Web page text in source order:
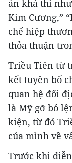
án khả thi
Kim Cương,”
chế hiệp
thỏa thuận
Triều Tiên từ
kết tuyên bố
quan hệ đối
là Mỹ gỡ bỏ
kiện, từ đó
của mình về
Trước khi